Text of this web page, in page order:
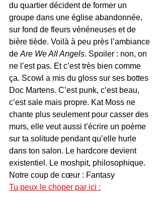
du quartier décident de former un
groupe dans une église abandonnée,
sur fond de fleurs vénéneuses et de
bière tiède. Voilà à peu près l’ambiance
de Are We All Angels. Spoiler : non, on
ne l’est pas. Et c’est très bien comme
ça. Scowl a mis du gloss sur ses bottes
Doc Martens. C’est punk, c’est beau,
c’est sale mais propre. Kat Moss ne
chante plus seulement pour casser des
murs, elle veut aussi t’écrire un poème
sur ta solitude pendant qu’elle hurle
dans ton salon. Le hardcore devient
existentiel. Le moshpit, philosophique.
Notre coup de cœur : Fantasy
Tu peux le choper par ici :